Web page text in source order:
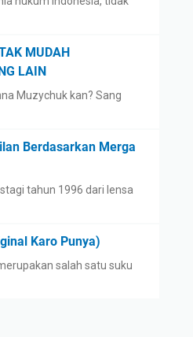
MUDAH
LAIN
Muzychuk kan? Sang
Berdasarkan Merga
tahun 1996 dari lensa
Karo Punya)
salah satu suku